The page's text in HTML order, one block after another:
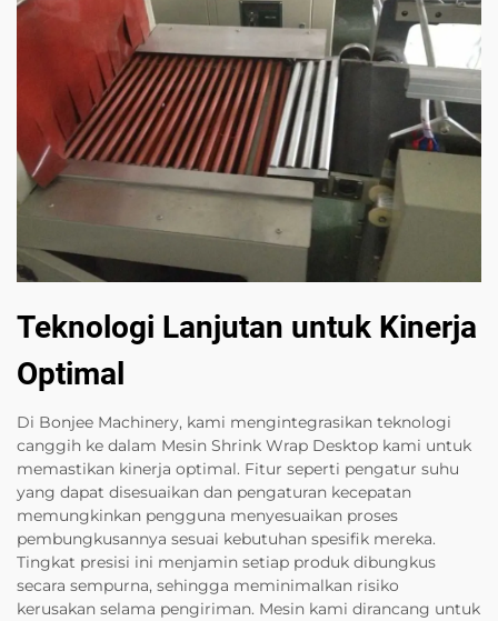
Teknologi Lanjutan untuk Kinerja
Optimal
Di Bonjee Machinery, kami mengintegrasikan teknologi
canggih ke dalam Mesin Shrink Wrap Desktop kami untuk
memastikan kinerja optimal. Fitur seperti pengatur suhu
yang dapat disesuaikan dan pengaturan kecepatan
memungkinkan pengguna menyesuaikan proses
pembungkusannya sesuai kebutuhan spesifik mereka.
Tingkat presisi ini menjamin setiap produk dibungkus
secara sempurna, sehingga meminimalkan risiko
kerusakan selama pengiriman. Mesin kami dirancang untuk